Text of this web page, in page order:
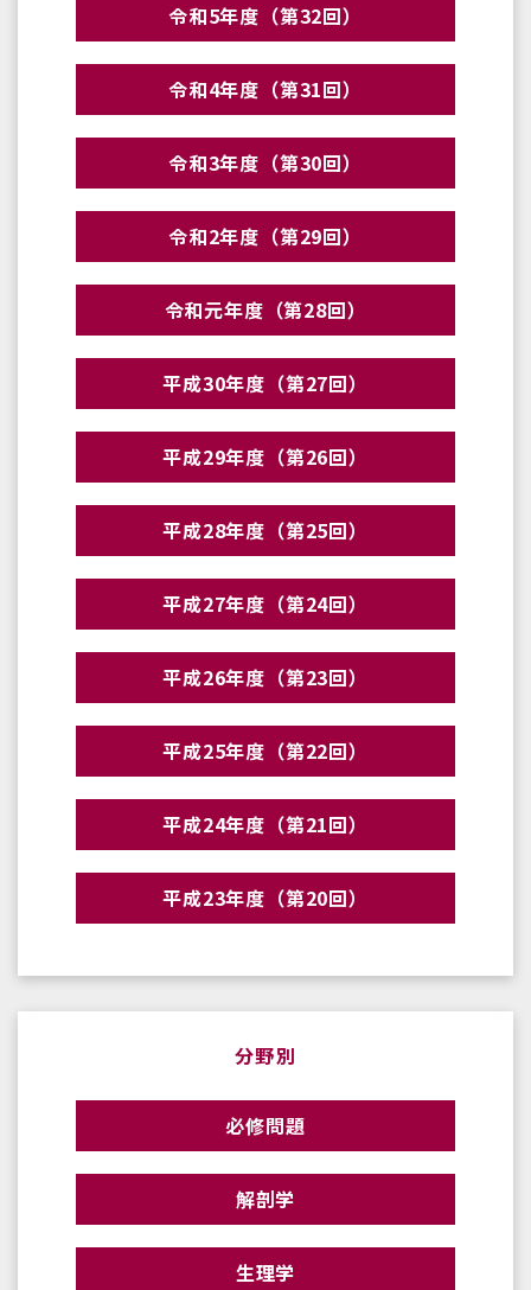
令和5年度（第32回）
令和4年度（第31回）
令和3年度（第30回）
令和2年度（第29回）
令和元年度（第28回）
平成30年度（第27回）
平成29年度（第26回）
平成28年度（第25回）
平成27年度（第24回）
平成26年度（第23回）
平成25年度（第22回）
平成24年度（第21回）
平成23年度（第20回）
分野別
必修問題
解剖学
生理学